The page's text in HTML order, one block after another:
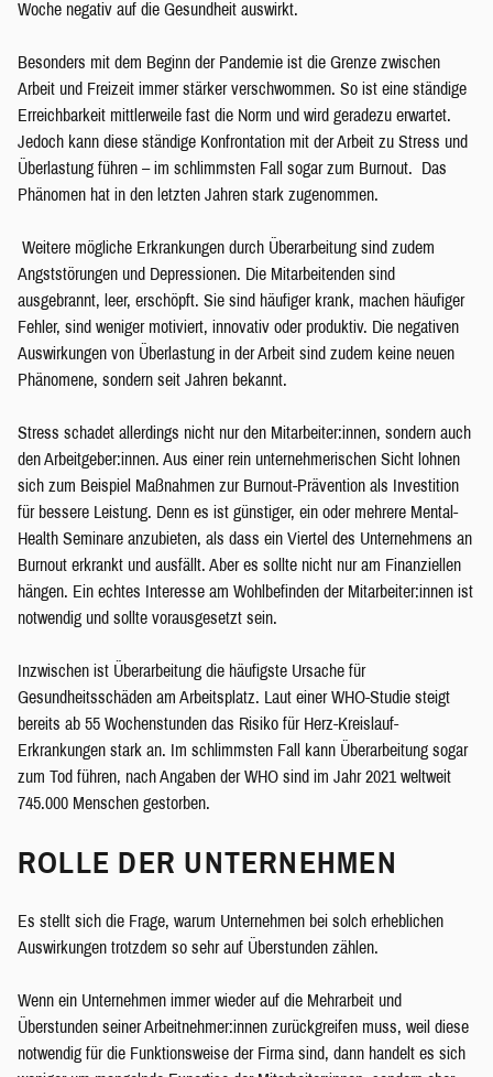
Woche negativ auf die Gesundheit auswirkt.
Besonders mit dem Beginn der Pandemie ist die Grenze zwischen
Arbeit und Freizeit immer stärker verschwommen. So ist eine ständige
Erreichbarkeit mittlerweile fast die Norm und wird geradezu erwartet.
Jedoch kann diese ständige Konfrontation mit der Arbeit zu Stress und
Überlastung führen – im schlimmsten Fall sogar zum Burnout. Das
Phänomen hat in den letzten Jahren stark zugenommen.
Weitere mögliche Erkrankungen durch Überarbeitung sind zudem
Angststörungen und Depressionen. Die Mitarbeitenden sind
ausgebrannt, leer, erschöpft. Sie sind häufiger krank, machen häufiger
Fehler, sind weniger motiviert, innovativ oder produktiv. Die negativen
Auswirkungen von Überlastung in der Arbeit sind zudem keine neuen
Phänomene, sondern seit Jahren bekannt.
Stress schadet allerdings nicht nur den Mitarbeiter:innen, sondern auch
den Arbeitgeber:innen. Aus einer rein unternehmerischen Sicht lohnen
sich zum Beispiel Maßnahmen zur Burnout-Prävention als Investition
für bessere Leistung. Denn es ist günstiger, ein oder mehrere Mental-
Health Seminare anzubieten, als dass ein Viertel des Unternehmens an
Burnout erkrankt und ausfällt. Aber es sollte nicht nur am Finanziellen
hängen. Ein echtes Interesse am Wohlbefinden der Mitarbeiter:innen ist
notwendig und sollte vorausgesetzt sein.
Inzwischen ist Überarbeitung die häufigste Ursache für
Gesundheitsschäden am Arbeitsplatz. Laut einer WHO-Studie steigt
bereits ab 55 Wochenstunden das Risiko für Herz-Kreislauf-
Erkrankungen stark an. Im schlimmsten Fall kann Überarbeitung sogar
zum Tod führen, nach Angaben der WHO sind im Jahr 2021 weltweit
745.000 Menschen gestorben.
ROLLE DER UNTERNEHMEN
Es stellt sich die Frage, warum Unternehmen bei solch erheblichen
Auswirkungen trotzdem so sehr auf Überstunden zählen.
Wenn ein Unternehmen immer wieder auf die Mehrarbeit und
Überstunden seiner Arbeitnehmer:innen zurückgreifen muss, weil diese
notwendig für die Funktionsweise der Firma sind, dann handelt es sich